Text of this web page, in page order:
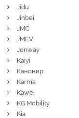
Jidu
Jinbei
JMC
JMEV
Jonway
Kaiyi
Канонир
Karma
Kawei
KG Mobility
Kia